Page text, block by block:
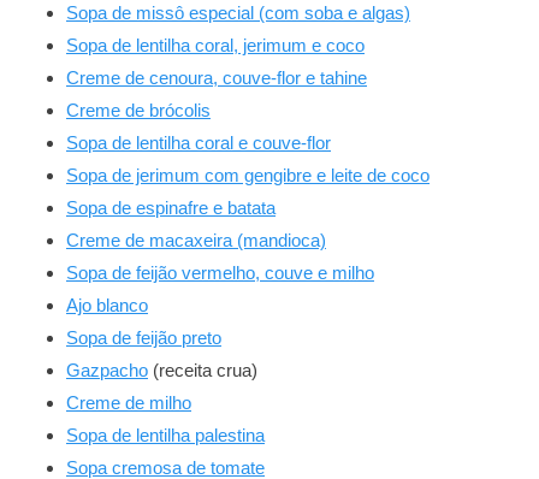
Sopa de missô especial (com soba e algas)
Sopa de lentilha coral, jerimum e coco
Creme de cenoura, couve-flor e tahine
Creme de brócolis
Sopa de lentilha coral e couve-flor
Sopa de jerimum com gengibre e leite de coco
Sopa de espinafre e batata
Creme de macaxeira (mandioca)
Sopa de feijão vermelho, couve e milho
Ajo blanco
Sopa de feijão preto
Gazpacho (receita crua)
Creme de milho
Sopa de lentilha palestina
Sopa cremosa de tomate